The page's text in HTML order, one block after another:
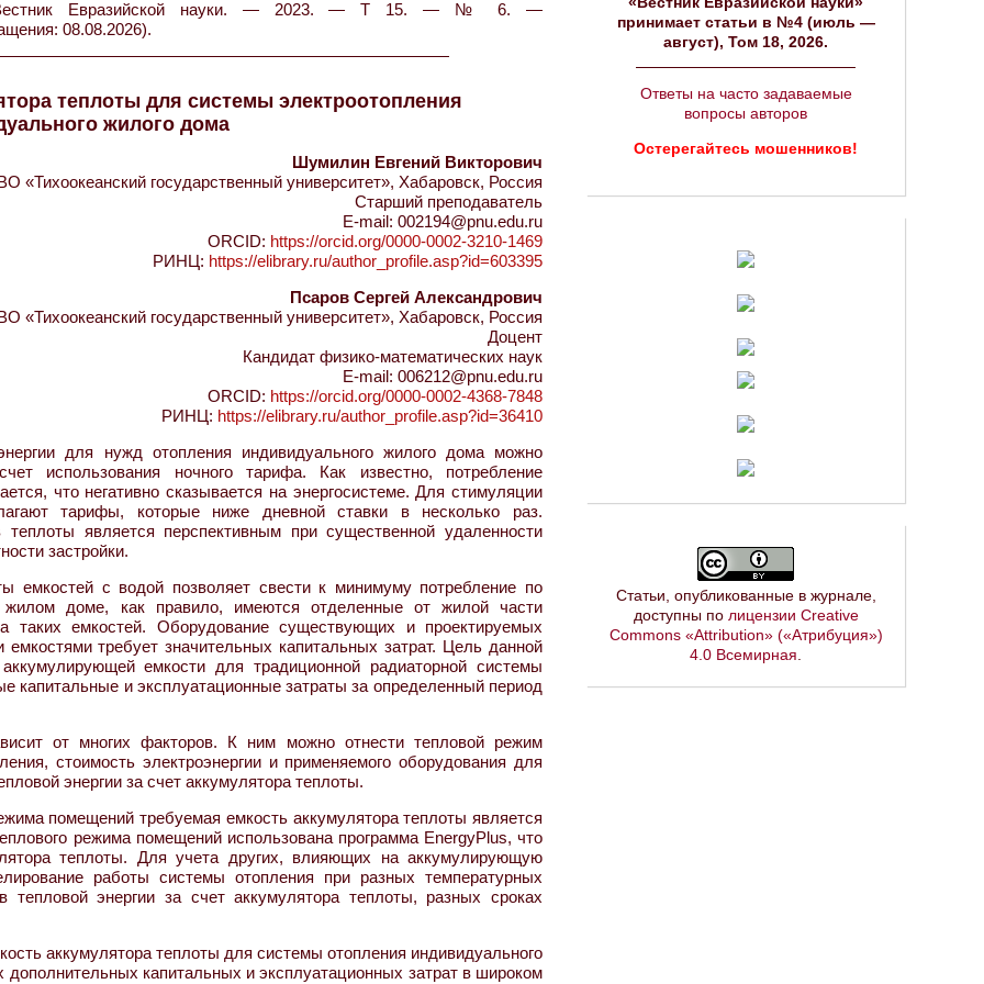
Евразийской науки. — 2023. — Т 15. — № 6. —
08.08.2026).
теплоты для системы электроотопления
жилого дома
Шумилин Евгений Викторович
«Тихоокеанский государственный университет», Хабаровск, Россия
Старший преподаватель
E-mail: 002194@pnu.edu.ru
ORCID: https://orcid.org/0000-0002-3210-1469
РИНЦ: https://elibrary.ru/author_profile.asp?id=603395
Псаров Сергей Александрович
«Тихоокеанский государственный университет», Хабаровск, Россия
Доцент
Кандидат физико-математических наук
E-mail: 006212@pnu.edu.ru
ORCID: https://orcid.org/0000-0002-4368-7848
РИНЦ: https://elibrary.ru/author_profile.asp?id=36410
для нужд отопления индивидуального жилого дома можно
использования ночного тарифа. Как известно, потребление
что негативно сказывается на энергосистеме. Для стимуляции
тарифы, которые ниже дневной ставки в несколько раз.
является перспективным при существенной удаленности
застройки.
емкостей с водой позволяет свести к минимуму потребление по
доме, как правило, имеются отделенные от жилой части
таких емкостей. Оборудование существующих и проектируемых
требует значительных капитальных затрат. Цель данной
емкости для традиционной радиаторной системы
капитальные и эксплуатационные затраты за определенный период
от многих факторов. К ним можно отнести тепловой режим
стоимость электроэнергии и применяемого оборудования для
энергии за счет аккумулятора теплоты.
помещений требуемая емкость аккумулятора теплоты является
режима помещений использована программа EnergyPlus, что
теплоты. Для учета других, влияющих на аккумулирующую
работы системы отопления при разных температурных
энергии за счет аккумулятора теплоты, разных сроках
аккумулятора теплоты для системы отопления индивидуального
капитальных и эксплуатационных затрат в широком
принимает статьи в №4 (июль —
август), Том 18, 2026.
Ответы на часто задаваемые
вопросы авторов
Остерегайтесь мошенников!
Статьи, опубликованные в журнале,
доступны по лицензии Creative
Commons «Attribution» («Атрибуция»)
4.0 Всемирная